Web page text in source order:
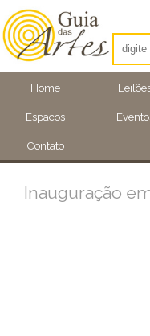
Home
Espacos
Contato
Inauguração